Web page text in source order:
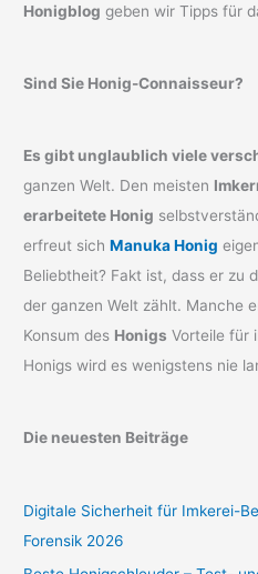
Honigblog geben wir Tipps für
Sind Sie Honig-Connaisseur?
Es gibt unglaublich viele
ganzen Welt. Den meisten
erarbeitete Honig
erfreut sichManuka Honig
Beliebtheit? Fakt ist, dass er zu
der ganzen Welt zählt. Manche
Konsum des Honigs Vorteile für
Honigs wird es wenigstens nie
Die neuesten Beiträge
Digitale Sicherheit für Imkerei-
Forensik 2026